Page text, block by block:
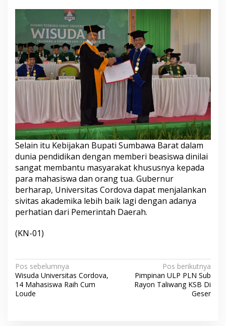
Selain itu Kebijakan Bupati Sumbawa Barat dalam
dunia pendidikan dengan memberi beasiswa dinilai
sangat membantu masyarakat khususnya kepada
para mahasiswa dan orang tua. Gubernur
berharap, Universitas Cordova dapat menjalankan
sivitas akademika lebih baik lagi dengan adanya
perhatian dari Pemerintah Daerah.
(KN-01)
N
a
v
Pos sebelumnya
Wisuda Universitas Cordova,
14 Mahasiswa Raih Cum
Loude
Pos berikutnya
Pimpinan ULP PLN Sub
Rayon Taliwang KSB Di
Geser